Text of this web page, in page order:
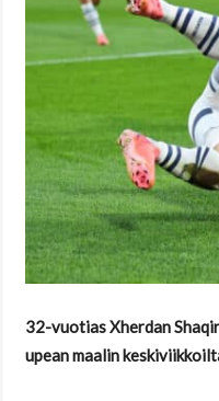
32-vuotias Xherdan
upean maalin